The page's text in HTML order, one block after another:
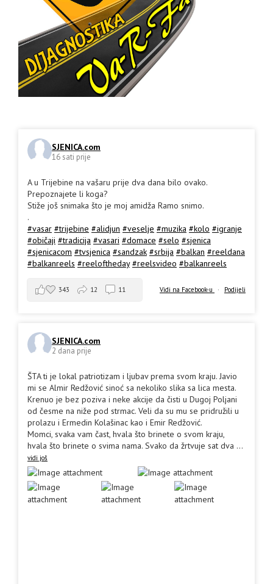
SJENICA.com
16 sati prije
A u Trijebine na vašaru prije dva dana bilo ovako.
Prepoznajete li koga?
Stiže još snimaka što je moj amidža Ramo snimo.
.
#vasar #trijebine #alidjun #veselje #muzika #kolo #igranje
#običaji #tradicija #vasari #domace #selo #sjenica
#sjenicacom #tvsjenica #sandzak #srbija #balkan #reeldana
#balkanreels #reeloftheday #reelsvideo #balkanreels
Vidi na Facebook-u · Podijeli
343 12 11
SJENICA.com
2 dana prije
ŠTA ti je lokal patriotizam i ljubav prema svom kraju. Javio
mi se Almir Redžović sinoć sa nekoliko slika sa lica mesta.
Krenuo je bez poziva i neke akcije da čisti u Dugoj Poljani
od česme na niže pod strmac. Veli da su mu se pridružili u
prolazu i Ermedin Kolašinac kao i Emir Redžović.
Momci, svaka vam čast, hvala što brinete o svom kraju,
hvala što brinete o svima nama. Svako da žrtvuje sat dva ...
vidi još